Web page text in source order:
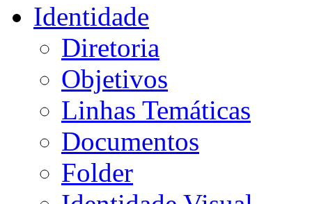
Identidade
Diretoria
Objetivos
Linhas Temáticas
Documentos
Folder